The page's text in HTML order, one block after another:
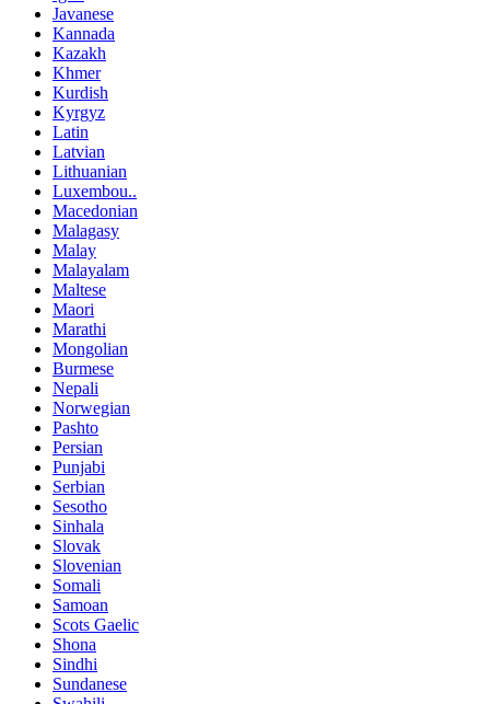
Javanese
Kannada
Kazakh
Khmer
Kurdish
Kyrgyz
Latin
Latvian
Lithuanian
Luxembou..
Macedonian
Malagasy
Malay
Malayalam
Maltese
Maori
Marathi
Mongolian
Burmese
Nepali
Norwegian
Pashto
Persian
Punjabi
Serbian
Sesotho
Sinhala
Slovak
Slovenian
Somali
Samoan
Scots Gaelic
Shona
Sindhi
Sundanese